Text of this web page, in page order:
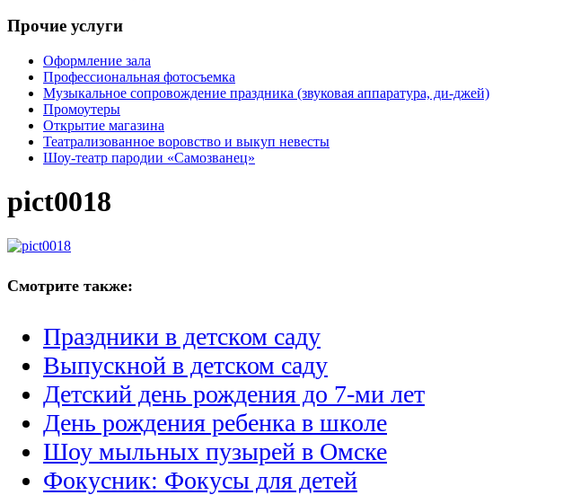
Прочие услуги
Оформление зала
Профессиональная фотосъемка
Музыкальное сопровождение праздника (звуковая аппаратура, ди-джей)
Промоутеры
Открытие магазина
Театрализованное воровство и выкуп невесты
Шоу-театр пародии «Самозванец»
pict0018
Смотрите также:
Праздники в детском саду
Выпускной в детском саду
Детский день рождения до 7-ми лет
День рождения ребенка в школе
Шоу мыльных пузырей в Омске
Фокусник: Фокусы для детей